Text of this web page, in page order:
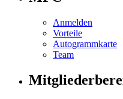
Anmelden
Vorteile
Autogrammkarte
Team